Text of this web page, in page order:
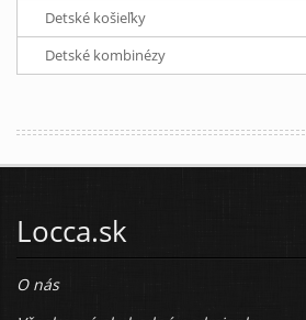
Detské košieľky
Detské kombinézy
Locca.sk
O nás